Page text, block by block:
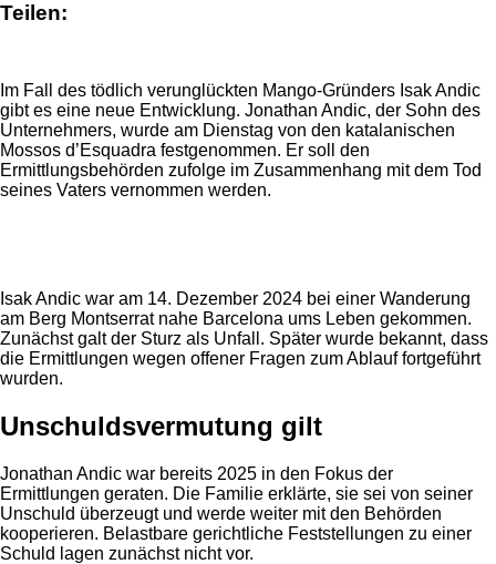
Teilen:
Im Fall des tödlich verunglückten Mango-Gründers Isak Andic
gibt es eine neue Entwicklung. Jonathan Andic, der Sohn des
Unternehmers, wurde am Dienstag von den katalanischen
Mossos d’Esquadra festgenommen. Er soll den
Ermittlungsbehörden zufolge im Zusammenhang mit dem Tod
seines Vaters vernommen werden.
Isak Andic war am 14. Dezember 2024 bei einer Wanderung
am Berg Montserrat nahe Barcelona ums Leben gekommen.
Zunächst galt der Sturz als Unfall. Später wurde bekannt, dass
die Ermittlungen wegen offener Fragen zum Ablauf fortgeführt
wurden.
Unschuldsvermutung gilt
Jonathan Andic war bereits 2025 in den Fokus der
Ermittlungen geraten. Die Familie erklärte, sie sei von seiner
Unschuld überzeugt und werde weiter mit den Behörden
kooperieren. Belastbare gerichtliche Feststellungen zu einer
Schuld lagen zunächst nicht vor.